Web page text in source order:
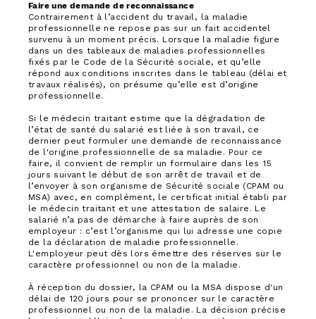
Faire une demande de reconnaissance
Contrairement à l’accident du travail, la maladie
professionnelle ne repose pas sur un fait accidentel
survenu à un moment précis. Lorsque la maladie figure
dans un des tableaux de maladies professionnelles
fixés par le Code de la Sécurité sociale, et qu’elle
répond aux conditions inscrites dans le tableau (délai et
travaux réalisés), on présume qu’elle est d’origine
professionnelle.
Si le médecin traitant estime que la dégradation de
l’état de santé du salarié est liée à son travail, ce
dernier peut formuler une demande de reconnaissance
de l'origine professionnelle de sa maladie. Pour ce
faire, il convient de remplir un formulaire dans les 15
jours suivant le début de son arrêt de travail et de
l’envoyer à son organisme de Sécurité sociale (CPAM ou
MSA) avec, en complément, le certificat initial établi par
le médecin traitant et une attestation de salaire. Le
salarié n’a pas de démarche à faire auprès de son
employeur : c’est l’organisme qui lui adresse une copie
de la déclaration de maladie professionnelle.
L'employeur peut dès lors émettre des réserves sur le
caractère professionnel ou non de la maladie.
À réception du dossier, la CPAM ou la MSA dispose d'un
délai de 120 jours pour se prononcer sur le caractère
professionnel ou non de la maladie. La décision précise